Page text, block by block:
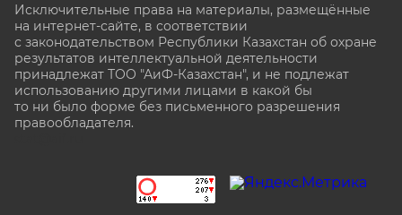
Исключительные права на материалы, размещённые
на интернет-сайте, в соответствии
с законодательством Республики Казахстан об охране
результатов интеллектуальной деятельности
принадлежат ТОО "АиФ-Казахстан", и не подлежат
использованию другими лицами в какой бы
то ни было форме без письменного разрешения
правообладателя.